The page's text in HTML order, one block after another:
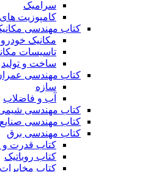
سرامیک
کامپوزیت
کتاب مهندسی
مکانیک خودرو
تاسیسات
ساخت و تولید
کتاب مهندسی
سازه
آب و فاضلاب
کتاب مهندسی
کتاب مهندسی صنایع
کتاب مهندسی برق
کتاب قدرت و
کتاب روباتیک
کتاب مخابرات